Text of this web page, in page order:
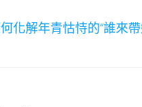
化解年青怙恃的“誰來